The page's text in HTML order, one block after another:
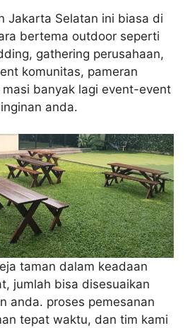
Jakarta Selatan ini biasa di
bertema outdoor seperti
gathering perusahaan,
komunitas, pameran
banyak lagi event-event
anda.
taman dalam keadaan
jumlah bisa disesuaikan
anda. proses pemesanan
tepat waktu, dan tim kami